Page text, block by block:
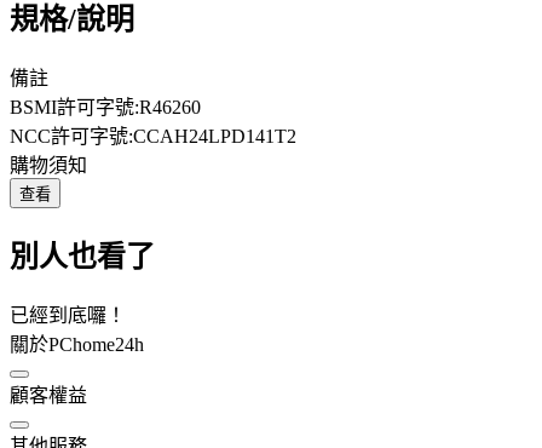
規格/說明
備註
BSMI許可字號:R46260
NCC許可字號:CCAH24LPD141T2
購物須知
查看
別人也看了
已經到底囉！
關於PChome24h
顧客權益